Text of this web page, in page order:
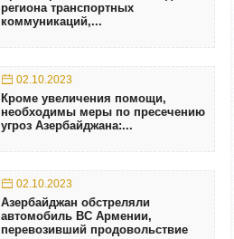
региона транспортных
коммуникаций,...
02.10.2023
Кроме увеличения помощи,
необходимы меры по пресечению
угроз Азербайджана:...
02.10.2023
Азербайджан обстреляли
автомобиль ВС Армении,
перевозивший продовольствие